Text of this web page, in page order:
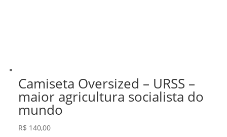
Camiseta Oversized – URSS –
maior agricultura socialista do
mundo
R$ 140,00